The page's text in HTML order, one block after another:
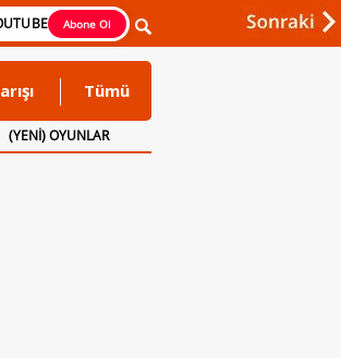
Abone Ol
Tümü
(YENİ) OYUNLAR